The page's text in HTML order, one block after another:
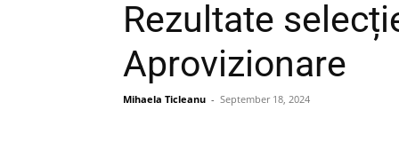
Rezultate
Aprovizionare
Mihaela Ticleanu - September 18, 2024